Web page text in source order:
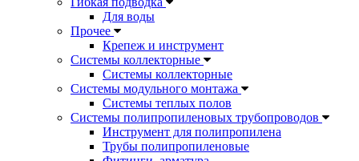
Для воды
Прочее
Крепеж и инструмент
Системы коллекторные
Системы коллекторные
Системы модульного монтажа
Системы теплых полов
Системы полипропиленовых трубопроводов
Инструмент для полипропилена
Трубы полипропиленовые